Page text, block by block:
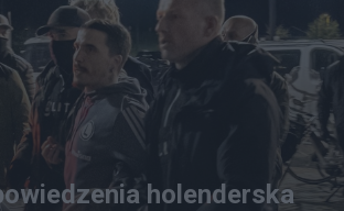
holenderska